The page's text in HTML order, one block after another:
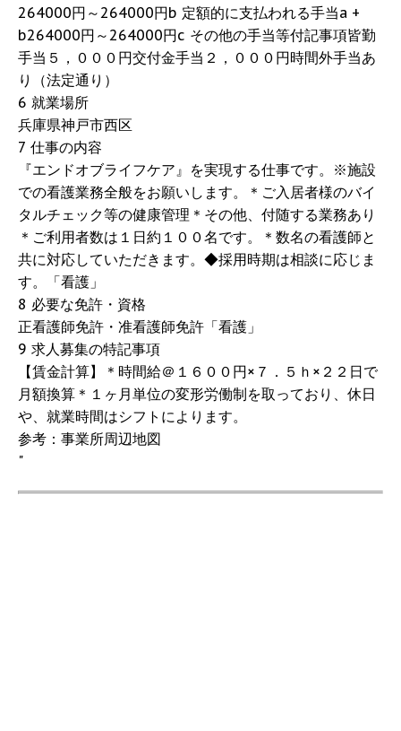
264000円～264000円b 定額的に支払われる手当a +
b264000円～264000円c その他の手当等付記事項皆勤
手当５，０００円交付金手当２，０００円時間外手当あ
り（法定通り）
6 就業場所
兵庫県神戸市西区
7 仕事の内容
『エンドオブライフケア』を実現する仕事です。※施設
での看護業務全般をお願いします。＊ご入居者様のバイ
タルチェック等の健康管理＊その他、付随する業務あり
＊ご利用者数は１日約１００名です。＊数名の看護師と
共に対応していただきます。◆採用時期は相談に応じま
す。「看護」
8 必要な免許・資格
正看護師免許・准看護師免許「看護」
9 求人募集の特記事項
【賃金計算】＊時間給＠１６００円×７．５ｈ×２２日で
月額換算＊１ヶ月単位の変形労働制を取っており、休日
や、就業時間はシフトによります。
参考：事業所周辺地図
"